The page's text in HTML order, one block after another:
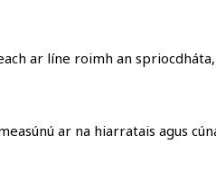
ar líne roimh an
ar na hiarratais agus